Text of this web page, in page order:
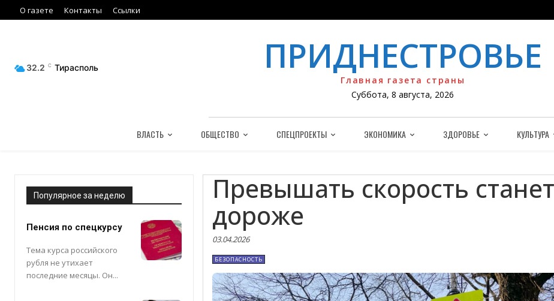
О газете Контакты Ссылки
32.2 C Тирасполь ПРИДНЕСТРОВЬЕ
Главная газета страны
Суббота, 8 августа, 2026
ВЛАСТЬ ОБЩЕСТВО СПЕЦПРОЕКТЫ ЭКОНОМИКА ЗДОРОВЬЕ КУЛЬТУРА
Популярное за неделю
Пенсия по спецкурсу
Тема курса российского
рубля не утихает
последние месяцы. Он...
Превышать скорость станет
дороже
03.04.2026
БЕЗОПАСНОСТЬ